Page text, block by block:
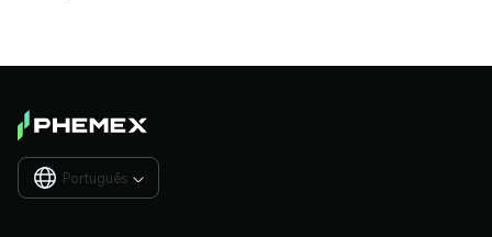
Português 